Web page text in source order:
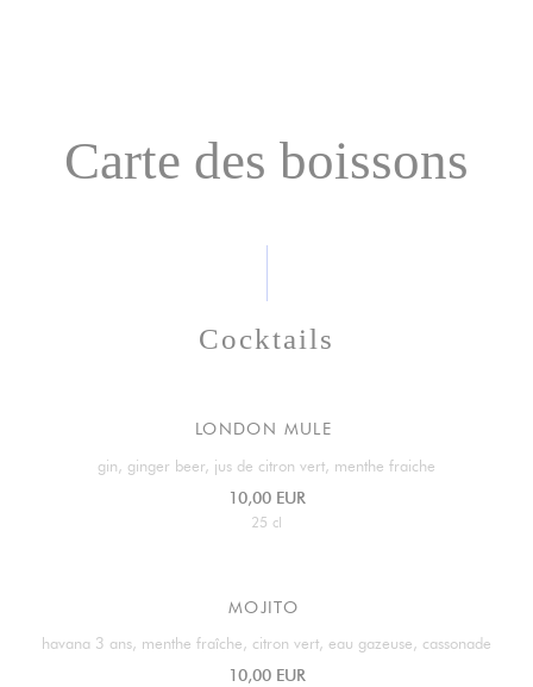
Carte des boissons
Cocktails
LONDON MULE
gin, ginger beer, jus de citron vert, menthe fraiche
10,00 EUR
25 cl
MOJITO
havana 3 ans, menthe fraîche, citron vert, eau gazeuse, cassonade
10,00 EUR